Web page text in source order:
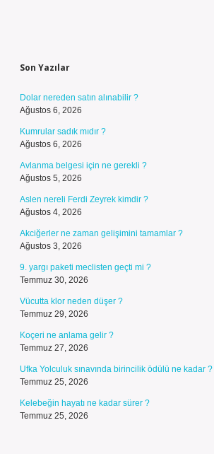
Son Yazılar
Dolar nereden satın alınabilir ?
Ağustos 6, 2026
Kumrular sadık mıdır ?
Ağustos 6, 2026
Avlanma belgesi için ne gerekli ?
Ağustos 5, 2026
Aslen nereli Ferdi Zeyrek kimdir ?
Ağustos 4, 2026
Akciğerler ne zaman gelişimini tamamlar ?
Ağustos 3, 2026
9. yargı paketi meclisten geçti mi ?
Temmuz 30, 2026
Vücutta klor neden düşer ?
Temmuz 29, 2026
Koçeri ne anlama gelir ?
Temmuz 27, 2026
Ufka Yolculuk sınavında birincilik ödülü ne kadar ?
Temmuz 25, 2026
Kelebeğin hayatı ne kadar sürer ?
Temmuz 25, 2026